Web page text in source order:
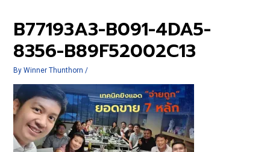
B77193A3-B091-4DA5-
8356-B89F52002C13
ByWinner Thunthorn /